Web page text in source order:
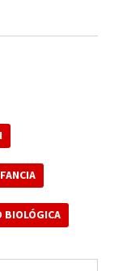
BIOLÓGICA